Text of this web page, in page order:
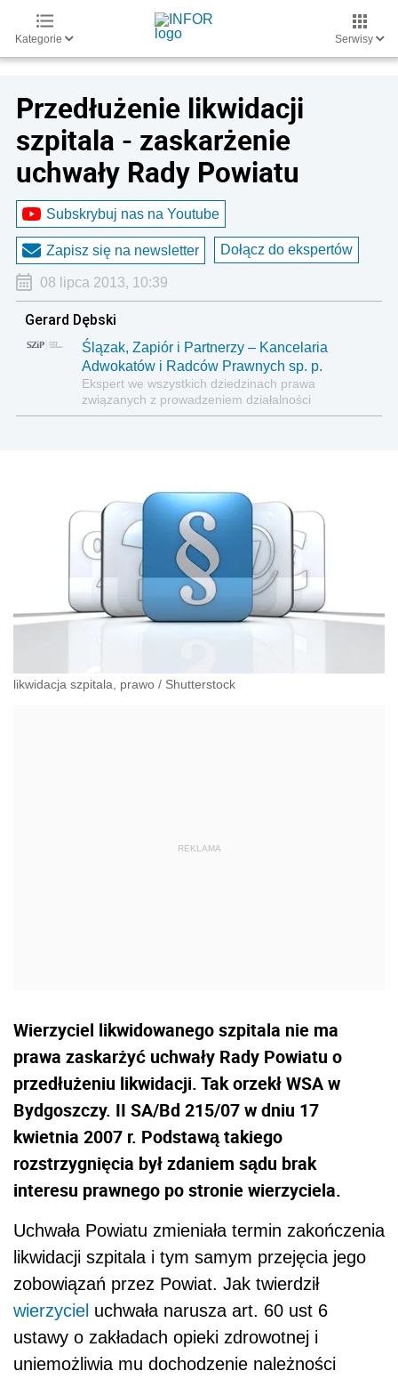
Kategorie Serwisy
Przedłużenie likwidacji
szpitala - zaskarżenie
uchwały Rady Powiatu
Subskrybuj nas na Youtube
Zapisz się na newsletter Dołącz do ekspertów
08 lipca 2013, 10:39
Gerard Dębski
Ślązak, Zapiór i Partnerzy – Kancelaria
Adwokatów i Radców Prawnych sp. p.
Ekspert we wszystkich dziedzinach prawa
związanych z prowadzeniem działalności
gospodarczej
likwidacja szpitala, prawo / Shutterstock
Wierzyciel likwidowanego szpitala nie ma
prawa zaskarżyć uchwały Rady Powiatu o
przedłużeniu likwidacji. Tak orzekł WSA w
Bydgoszczy. II SA/Bd 215/07 w dniu 17
kwietnia 2007 r. Podstawą takiego
rozstrzygnięcia był zdaniem sądu brak
interesu prawnego po stronie wierzyciela.
Uchwała Powiatu zmieniała termin zakończenia
likwidacji szpitala i tym samym przejęcia jego
zobowiązań przez Powiat. Jak twierdził
wierzyciel uchwała narusza art. 60 ust 6
ustawy o zakładach opieki zdrowotnej i
uniemożliwia mu dochodzenie należności